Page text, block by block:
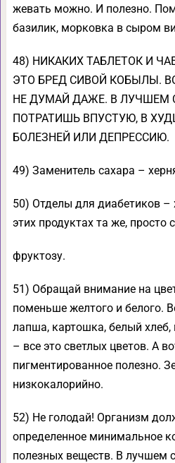
жевать можно. И полезно.
базилик, морковка в сыром
48) НИКАКИХ ТАБЛЕТОК И
ЭТО БРЕД СИВОЙ КОБЫЛЫ.
НЕ ДУМАЙ ДАЖЕ. В ЛУЧШЕМ
ПОТРАТИШЬ ВПУСТУЮ, В
БОЛЕЗНЕЙ ИЛИ ДЕПРЕССИЮ.
49) Заменитель сахара –
50) Отделы для диабетиков –
этих продуктах та же, просто
фруктозу.
51) Обращай внимание на
поменьше желтого и белого.
лапша, картошка, белый хлеб,
– все это светлых цветов. А
пигментированное полезно.
низкокалорийно.
52) Не голодай! Организм
определенное минимальное
полезных веществ. В лучшем